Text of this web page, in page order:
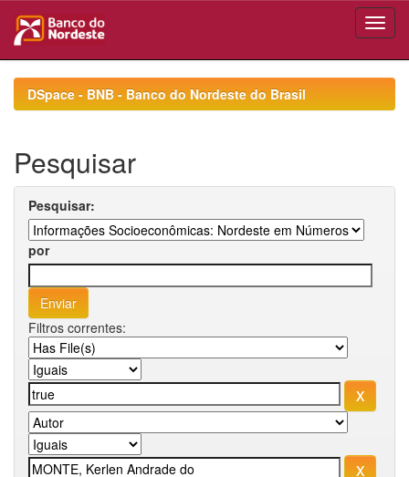
navigationDSpace - BNB - Banco do Nordeste do Brasil
Pesquisar
Pesquisar:
por
Filtros correntes: